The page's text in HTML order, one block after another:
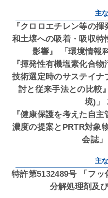
主
『クロロエチレン等の
和土壌への吸着・吸収特
影響』 「環境情報
『揮発性有機塩素化合
技術選定時のサステイナ
討と従来手法との比較
境)」
『健康保護を考えた自
濃度の提案とPRTR対象
会誌
主
特許第5132489号 「フッ
分解処理剤及